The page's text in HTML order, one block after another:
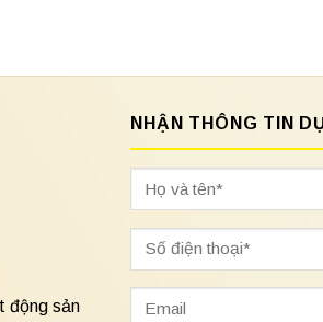
động sản
NHẬN THÔNG TIN